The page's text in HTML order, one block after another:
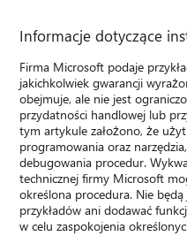
Informacje dotyczące
Firma Microsoft podaje
jakichkolwiek gwarancji
obejmuje, ale nie jest
przydatności handlowej lub
tym artykule założono, że
programowania oraz
debugowania procedur.
technicznej firmy Microsoft
określona procedura. Nie
przykładów ani dodawać
w celu zaspokojenia